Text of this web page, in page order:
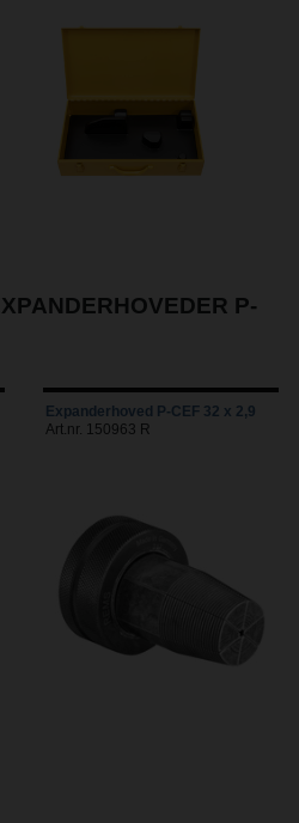
P-
Expanderhoved P-CEF 32 x 2,9
Art.nr. 150963 R